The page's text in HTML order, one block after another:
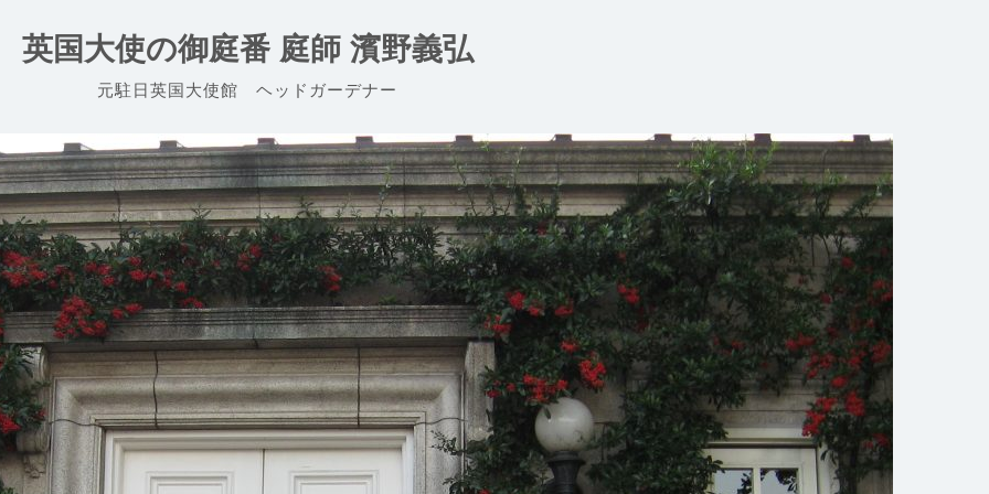
英国大使の御庭番 庭師 濱野義弘
元駐日英国大使館 ヘッドガーデナー